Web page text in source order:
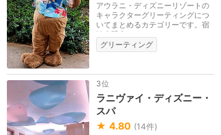
アウラニ・ディズニーリゾートの
キャラクターグリーティングにつ
いてまとめるカテゴリーです。宿
泊者限定です。
グリーティング
3位
ラニヴァイ・ディズニー・
スパ
★ 4.80 (14件)